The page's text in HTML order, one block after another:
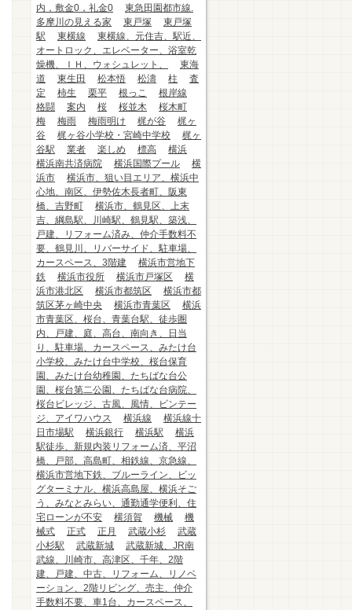
内，敷金0，礼金0
東急田園都市線.
多摩川の見える家
東戸塚
東戸塚
駅
東横線
東横線、元住吉、駅近、
オートロック、エレベーター、浴室乾
燥機、ＩＨ、ウォシュレット、
東海
道
東生田 松本悟 松濤 柱
査
定
柿生 栗平 根っこ
根岸線
格闘
案内 桜 桜並木
桜木町
梅
梅雨 梅雨明け 梶が谷
梶ヶ
谷
梶ヶ谷小学校・宮崎中学校
梶ヶ
谷駅
業者 楽しめ 標高
横浜
横浜南共済病院
横浜国際プール
横
浜市
横浜市、狙い目エリア、横浜中
心地、南区、伊勢佐木長者町、阪東
橋、吉野町
横浜市、鶴見区、上末
吉、綱島駅、川崎駅、鶴見駅、築浅、
戸建、リフォーム済み、仲介手数料不
要、鶴見川、リバーサイド、駐車場、
カースペース、3階建
横浜市営地下
鉄
横浜市役所 横浜市戸塚区
横
浜市港北区
横浜市都筑区
横浜市都
筑区茅ヶ崎中央
横浜市青葉区
横浜
市青葉区、桜台、青葉台駅、徒歩圏
内、戸建、庭、高台、南向き、日当
り、駐車場、カースペース、みたけ台
小学校、みたけ台中学校、桜台保育
園、みたけ台幼稚園、たちばな台公
園、桜台第二公園、たちばな台病院、
桜台ビレッジ、古風、風情、ビンテー
ジ、アイワハウス
横浜線
横浜線十
日市場駅
横浜銀行 横浜駅
横浜
駅徒歩、新規内装リフォーム済、平沼
橋、戸部、高島町、相鉄線、京急線、
横浜市営地下鉄、ブルーライン、ビッ
グターミナル、横浜高島屋、横浜そご
う、みなとみらい、通勤通学便利、住
宅ローンが不安
横須賀 機械
機
械式
正式 正月 武蔵小杉
武蔵
小杉駅
武蔵新城
武蔵新城、JR南
武線、川崎市、高津区、千年、2階
建、戸建、中古、リフォーム、リノベ
ーション、2階リビング、売主、仲介
手数料不要、車1台、カースペース、